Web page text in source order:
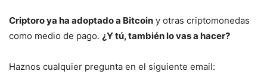
Criptoro ya ha adoptado a Bitcoin y otras criptomonedas
como medio de pago. ¿Y tú, también lo vas a hacer?
Haznos cualquier pregunta en el siguiente email: